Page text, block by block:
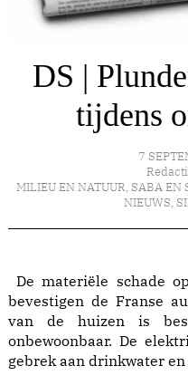
DS |
tijdens
7
MILIEU EN NATUUR, SABA EN
NIEUWS,
De materiële schade
bevestigen de Franse
van de huizen is
onbewoonbaar. De
gebrek aan drinkwater